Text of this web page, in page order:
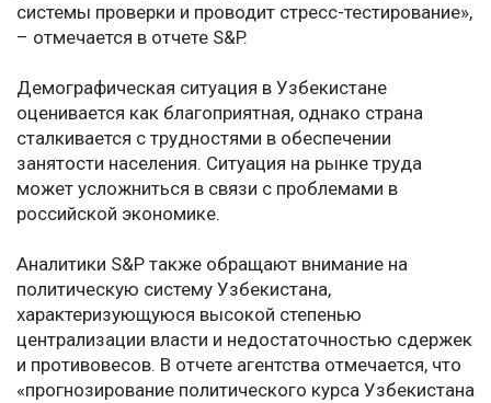
системы проверки и проводит стресс-тестирование»,
– отмечается в отчете S&P.
Демографическая ситуация в Узбекистане
оценивается как благоприятная, однако страна
сталкивается с трудностями в обеспечении
занятости населения. Ситуация на рынке труда
может усложниться в связи с проблемами в
российской экономике.
Аналитики S&P также обращают внимание на
политическую систему Узбекистана,
характеризующуюся высокой степенью
централизации власти и недостаточностью сдержек
и противовесов. В отчете агентства отмечается, что
«прогнозирование политического курса Узбекистана